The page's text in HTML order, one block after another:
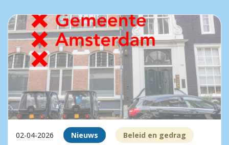
02-04-2026 Nieuws Beleid en gedrag